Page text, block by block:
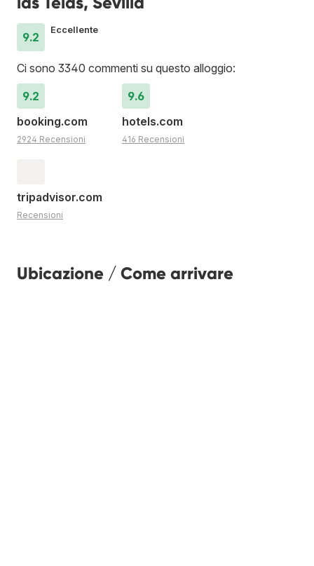
9.2
Eccellente
Ci sono 3340 commenti su questo alloggio:
9.2
booking.com
2924 Recensioni
9.6
hotels.com
416 Recensioni
tripadvisor.com
Recensioni
Ubicazione / Come arrivare